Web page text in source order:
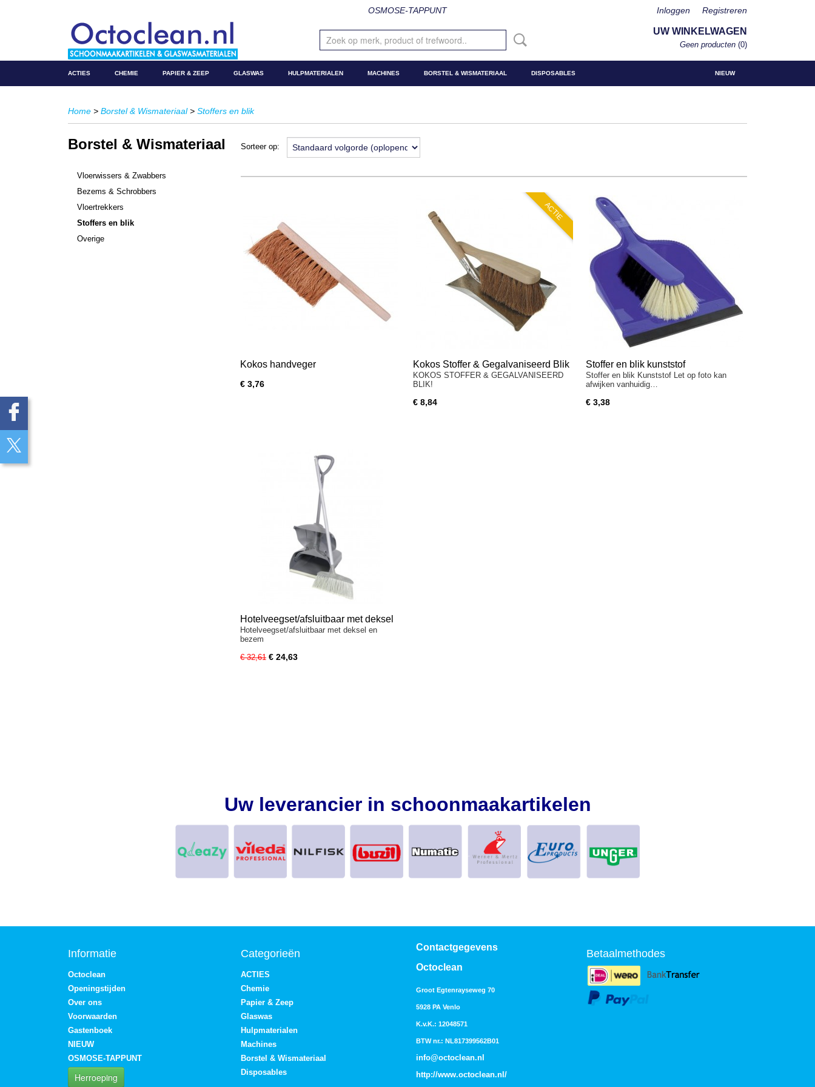
OSMOSE-TAPPUNT Inloggen Registreren
UW WINKELWAGEN
Geen producten (0)
NIEUW
ACTIES CHEMIE PAPIER & ZEEP GLASWAS HULPMATERIALEN MACHINES BORSTEL & WISMATERIAAL DISPOSABLES
Home > Borstel & Wismateriaal> Stoffers en blik
Borstel & Wismateriaal
Vloerwissers & Zwabbers
Bezems & Schrobbers
Vloertrekkers
Stoffers en blik
Overige
Sorteer op:
Kokos handveger
€ 3,76
ACTIE
Kokos Stoffer & Gegalvaniseerd Blik
KOKOS STOFFER & GEGALVANISEERD
BLIK!
€ 8,84
Stoffer en blik kunststof
Stoffer en blik Kunststof Let op foto kan
afwijken vanhuidig…
€ 3,38
Hotelveegset/afsluitbaar met deksel
en bezem
Hotelveegset/afsluitbaar met deksel en
bezem
€ 32,61 € 24,63
Uw leverancier in schoonmaakartikelen
Informatie
Octoclean
Openingstijden
Over ons
Voorwaarden
Gastenboek
NIEUW
OSMOSE-TAPPUNT
Herroeping
Categorieën
ACTIES
Chemie
Papier & Zeep
Glaswas
Hulpmaterialen
Machines
Borstel & Wismateriaal
Disposables
Contactgegevens
Octoclean
Groot Egtenrayseweg 70
5928 PA Venlo
K.v.K.: 12048571
BTW nr.: NL817399562B01
info@octoclean.nl
http://www.octoclean.nl /
Betaalmethodes